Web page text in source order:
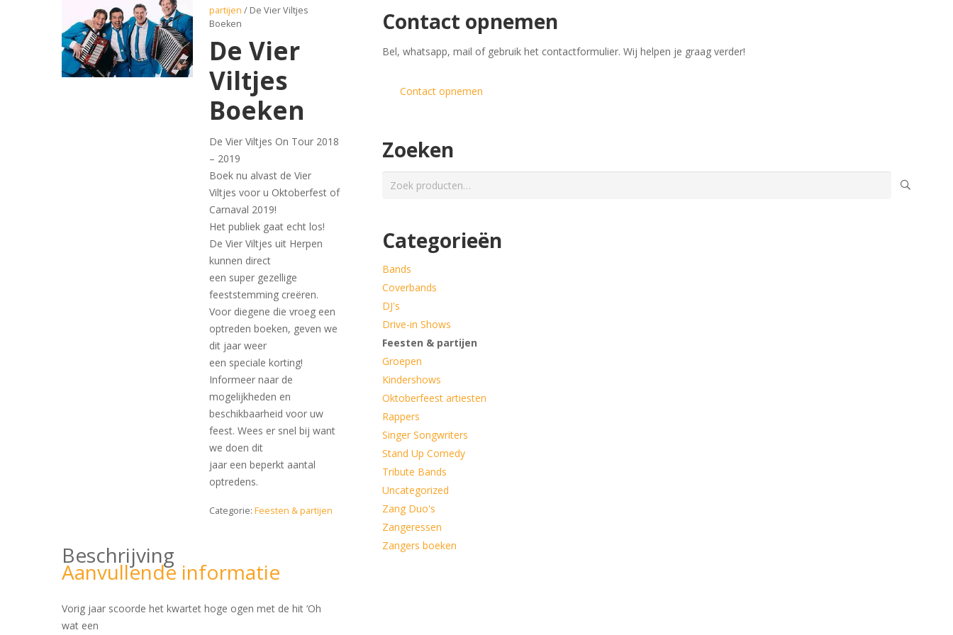
partijen / De Vier Viltjes
Boeken
De Vier
Viltjes
Boeken
De Vier Viltjes On Tour 2018
– 2019
Boek nu alvast de Vier
Viltjes voor u Oktoberfest of
Carnaval 2019!
Het publiek gaat echt los!
De Vier Viltjes uit Herpen
kunnen direct
een super gezellige
feeststemming creëren.
Voor diegene die vroeg een
optreden boeken, geven we
dit jaar weer
een speciale korting!
Informeer naar de
mogelijkheden en
beschikbaarheid voor uw
feest. Wees er snel bij want
we doen dit
jaar een beperkt aantal
optredens.
Categorie:Feesten & partijen
Beschrijving
Aanvullende informatie
Vorig jaar scoorde het kwartet hoge ogen met de hit ‘Oh
wat een
Contact opnemen
​Bel, whatsapp, mail of gebruik het contactformulier. Wij helpen je graag verder!
Contact opnemen
Zoeken
Zoeken
Categorieën
Bands
Coverbands
DJ's
Drive-in Shows
Feesten & partijen
Groepen
Kindershows
Oktoberfeest artiesten
Rappers
Singer Songwriters
Stand Up Comedy
Tribute Bands
Uncategorized
Zang Duo's
Zangeressen
Zangers boeken